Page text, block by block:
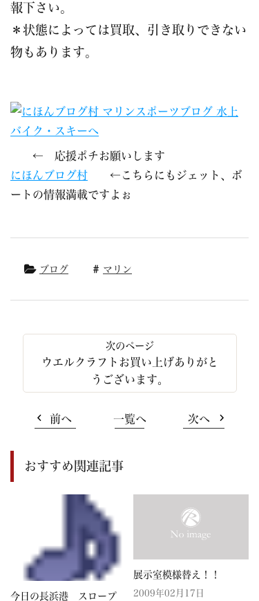
報下さい。
＊状態によっては買取、引き取りできない
物もあります。
← 応援ポチお願いします
にほんブログ村 ←こちらにもジェット、ボ
ートの情報満載ですよぉ
ブログ マリン
ウエルクラフトお買い上げありがと
うございます。
前へ 一覧へ 次へ
おすすめ関連記事
今日の長浜港 スロープ
展示室模様替え！！
2009年02月17日